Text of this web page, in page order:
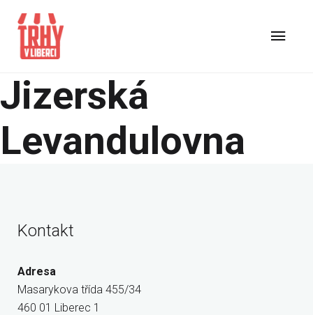
Jizerská
Levandulovna
Kontakt
Adresa
Masarykova třída 455/34
460 01 Liberec 1